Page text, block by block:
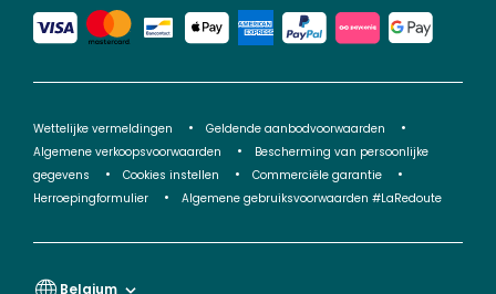
Wettelijke vermeldingen
Geldende aanbodvoorwaarden
Algemene verkoopsvoorwaarden
Bescherming van persoonlijke
gegevens
Cookies instellen
Commerciële garantie
Herroepingformulier
Algemene gebruiksvoorwaarden #LaRedoute
Belgium